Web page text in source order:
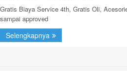
Gratis Biaya Service 4th, Gratis Oli,
sampai approved
Selengkapnya